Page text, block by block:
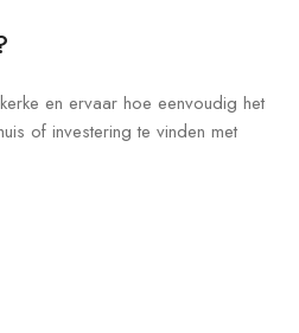
en ervaar hoe eenvoudig het
of investering te vinden met